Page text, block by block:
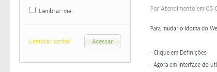
Lembrar-me
Lembrar senha!
Por Atendimento em 05
Para mudar o idoma do
- Clique em Definições
- Agora em Interface do